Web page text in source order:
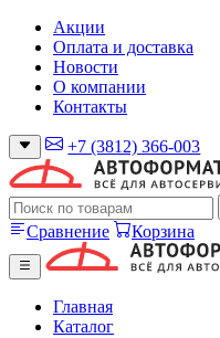
Акции
Оплата и доставка
Новости
О компании
Контакты
+7 (3812) 366-003
Сравнение Корзина
Главная
Каталог